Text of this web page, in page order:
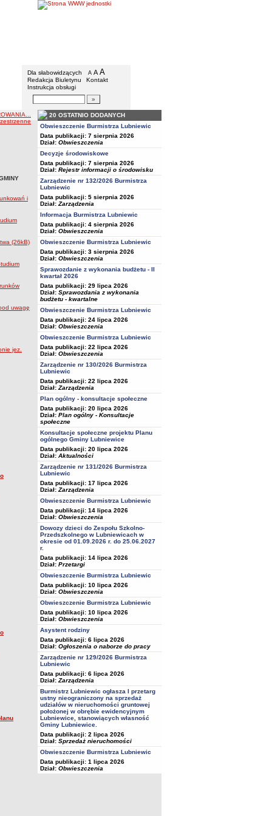
BIP - Urząd Miejski w Lubniewicach
Menu dodatkowe
Dla słabowidzących A pomniejsz czcionkę
A standardowy rozmiar czcionki
A
Redakcja Biuletynu
Kontakt
Instrukcja obsługi
Wyszukiwarka artykułów
i
(26kB)
uwagę
jez.
20 OSTATNIO DODANYCH
Obwieszczenie Burmistrza Lubniewic
Data publikacji: 7 sierpnia 2026
Dział: Obwieszczenia
Decyzje środowiskowe
Data publikacji: 7 sierpnia 2026
Dział: Rejestr informacji o środowisku
Zarządzenie nr 132/2026 Burmistrza
Lubniewic
Data publikacji: 5 sierpnia 2026
Dział: Zarządzenia
Informacja Burmistrza Lubniewic
Data publikacji: 4 sierpnia 2026
Dział: Obwieszczenia
Obwieszczenie Burmistrza Lubniewic
Data publikacji: 3 sierpnia 2026
Dział: Obwieszczenia
Sprawozdanie z wykonania budżetu - II
kwartał 2026
Data publikacji: 29 lipca 2026
Dział: Sprawozdania z wykonania
budżetu - kwartalne
Obwieszczenie Burmistrza Lubniewic
Data publikacji: 24 lipca 2026
Dział: Obwieszczenia
Obwieszczenie Burmistrza Lubniewic
Data publikacji: 22 lipca 2026
Dział: Obwieszczenia
Zarządzenie nr 130/2026 Burmistrza
Lubniewic
Data publikacji: 22 lipca 2026
Dział: Zarządzenia
Plan ogólny - konsultacje społeczne
Data publikacji: 20 lipca 2026
Dział: Plan ogólny - Konsultacje
społeczne
Konsultacje społeczne projektu Planu
ogólnego Gminy Lubniewice
Data publikacji: 20 lipca 2026
Dział: Aktualności
Zarządzenie nr 131/2026 Burmistrza
Lubniewic
Data publikacji: 17 lipca 2026
Dział: Zarządzenia
Obwieszczenie Burmistrza Lubniewic
Data publikacji: 14 lipca 2026
Dział: Obwieszczenia
Dowozy dzieci do Zespołu Szkolno-
Przedszkolnego w Lubniewicach w
okresie od 01.09.2026 r. do 25.06.2027
r.
Data publikacji: 14 lipca 2026
Dział: Przetargi
Obwieszczenie Burmistrza Lubniewic
Data publikacji: 10 lipca 2026
Dział: Obwieszczenia
Obwieszczenie Burmistrza Lubniewic
Data publikacji: 10 lipca 2026
Dział: Obwieszczenia
Asystent rodziny
Data publikacji: 6 lipca 2026
Dział: Ogłoszenia o naborze do pracy
Zarządzenie nr 129/2026 Burmistrza
Lubniewic
Data publikacji: 6 lipca 2026
Dział: Zarządzenia
Burmistrz Lubniewic ogłasza I przetarg
ustny nieograniczony na sprzedaż
udziałów w nieruchomości gruntowej
położonej w obrębie ewidencyjnym
Lubniewice, stanowiących własność
Gminy Lubniewice.
Data publikacji: 2 lipca 2026
Dział: Sprzedaż nieruchomości
Obwieszczenie Burmistrza Lubniewic
Data publikacji: 1 lipca 2026
Dział: Obwieszczenia